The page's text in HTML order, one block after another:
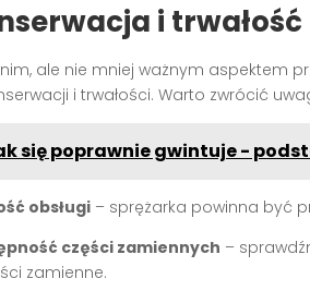
i trwałość
ale nie mniej ważnym aspektem
i trwałości. Warto zwrócić
się poprawnie gwintuje -
obsługi – sprężarka powinna być
części zamiennych –
zamienne.